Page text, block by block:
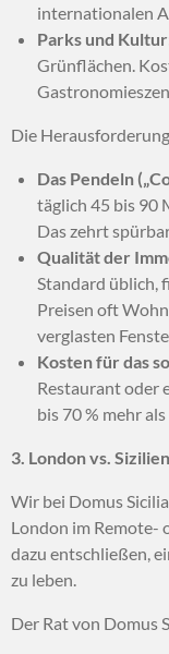
internationalen
Parks und
Grünflächen.
Die
Das Pendeln
täglich 45 bis 90
Das zehrt
Qualität der
Standard üblich,
Preisen oft
verglasten
Kosten für das
Restaurant oder
bis 70 % mehr als
3. London vs.
Wir bei Domus
London im Remote-
dazu entschließen,
zu leben.
Der Rat von Domus